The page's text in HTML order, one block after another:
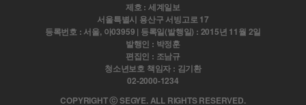
제호 : 세계일보
서울특별시 용산구 서빙고로 17
등록번호 : 서울, 아03959 | 등록일(발행일) : 2015년 11월 2일
발행인 : 박정훈
편집인 : 조남규
청소년보호 책임자 : 김기환
02-2000-1234
COPYRIGHT ⓒ SEGYE. ALL RIGHTS RESERVED.